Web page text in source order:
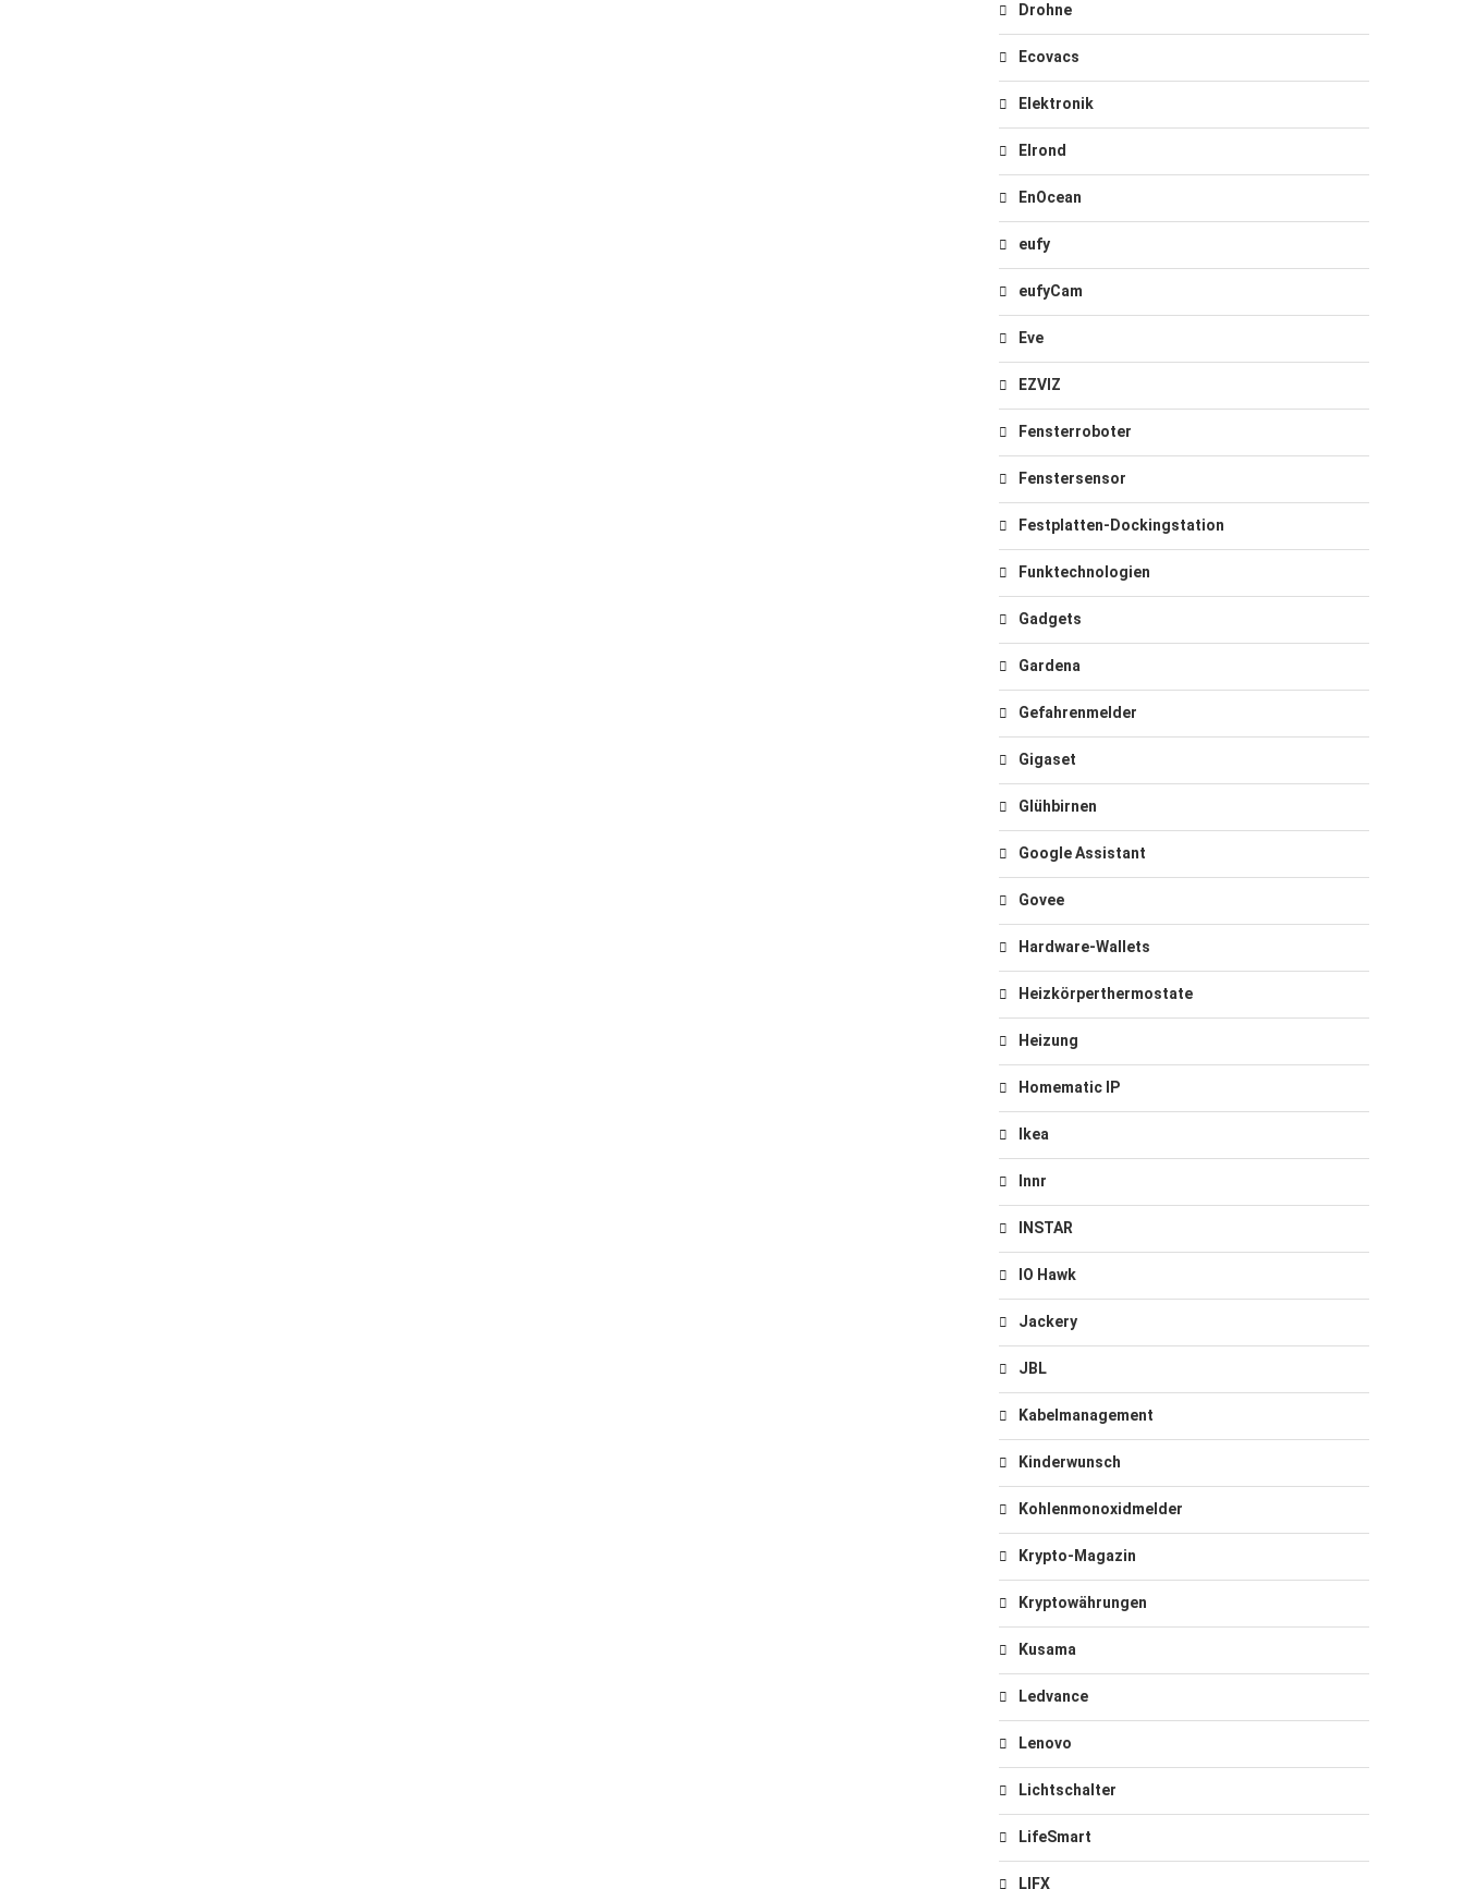
Drohne
Ecovacs
Elektronik
Elrond
EnOcean
eufy
eufyCam
Eve
EZVIZ
Fensterroboter
Fenstersensor
Festplatten-Dockingstation
Funktechnologien
Gadgets
Gardena
Gefahrenmelder
Gigaset
Glühbirnen
Google Assistant
Govee
Hardware-Wallets
Heizkörperthermostate
Heizung
Homematic IP
Ikea
Innr
INSTAR
IO Hawk
Jackery
JBL
Kabelmanagement
Kinderwunsch
Kohlenmonoxidmelder
Krypto-Magazin
Kryptowährungen
Kusama
Ledvance
Lenovo
Lichtschalter
LifeSmart
LIFX